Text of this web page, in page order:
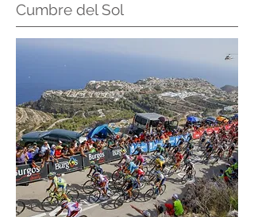
Cumbre del Sol